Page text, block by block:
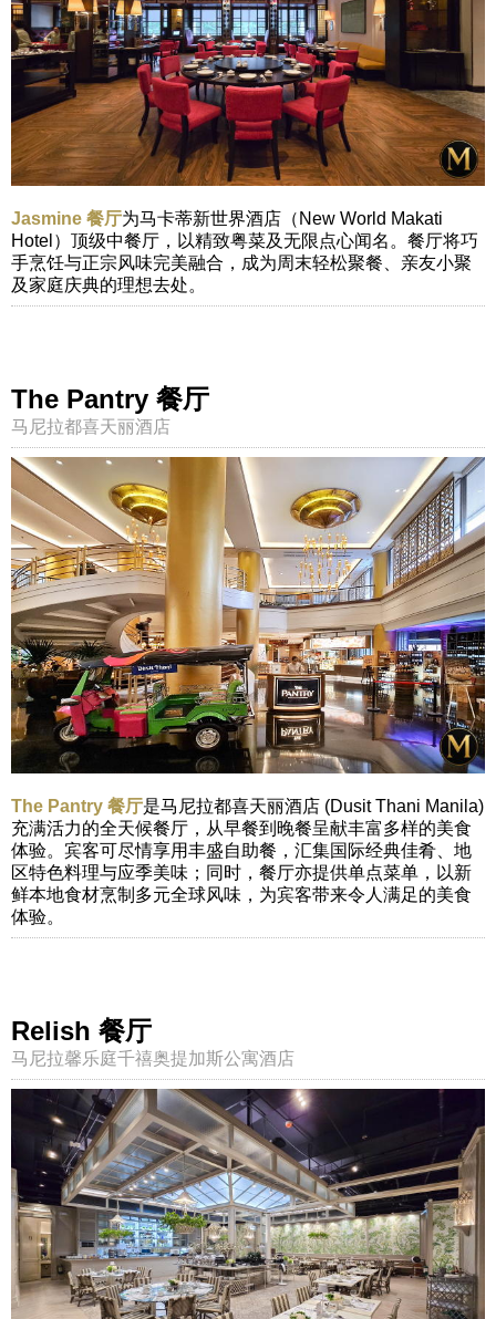
Jasmine 餐厅为马卡蒂新世界酒店（New World Makati
Hotel）顶级中餐厅，以精致粤菜及无限点心闻名。餐厅将巧
手烹饪与正宗风味完美融合，成为周末轻松聚餐、亲友小聚
及家庭庆典的理想去处。
The Pantry 餐厅
马尼拉都喜天丽酒店
The Pantry 餐厅是马尼拉都喜天丽酒店 (Dusit Thani Manila)
充满活力的全天候餐厅，从早餐到晚餐呈献丰富多样的美食
体验。宾客可尽情享用丰盛自助餐，汇集国际经典佳肴、地
区特色料理与应季美味；同时，餐厅亦提供单点菜单，以新
鲜本地食材烹制多元全球风味，为宾客带来令人满足的美食
体验。
Relish 餐厅
马尼拉馨乐庭千禧奥提加斯公寓酒店